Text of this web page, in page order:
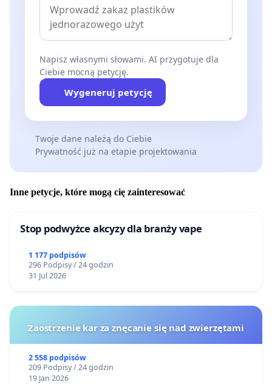
Napisz własnymi słowami. AI przygotuje dla
Ciebie mocną petycję.
Wygeneruj petycję
Twoje dane należą do Ciebie
Prywatność już na etapie projektowania
Inne petycje, które mogą cię zainteresować
Stop podwyżce akcyzy dla branży vape
1 177 podpisów
296 Podpisy / 24 godzin
31 Jul 2026
Zaostrzenie kar za znęcanie się nad zwierzętami
2 558 podpisów
209 Podpisy / 24 godzin
19 Jan 2026